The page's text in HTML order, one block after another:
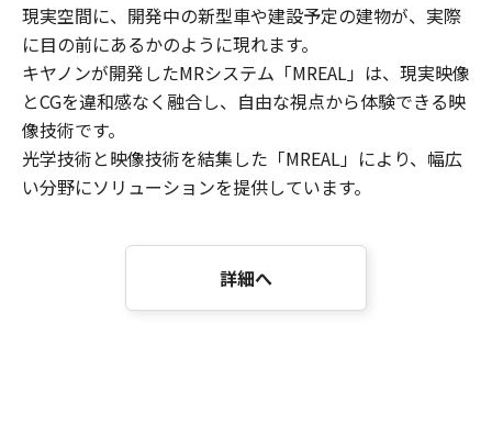
現実空間に、開発中の新型車や建設予定の建物が、実際
に目の前にあるかのように現れます。
キヤノンが開発したMRシステム「MREAL」は、現実映像
とCGを違和感なく融合し、自由な視点から体験できる映
像技術です。
光学技術と映像技術を結集した「MREAL」により、幅広
い分野にソリューションを提供しています。
詳細へ